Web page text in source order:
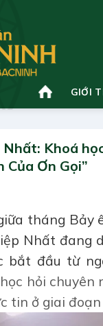
GIỚI
Khoá
Ơn Gọi”
tháng Bảy
Nhất đang
bắt đầu từ
hỏi chuyên
tin ở giai